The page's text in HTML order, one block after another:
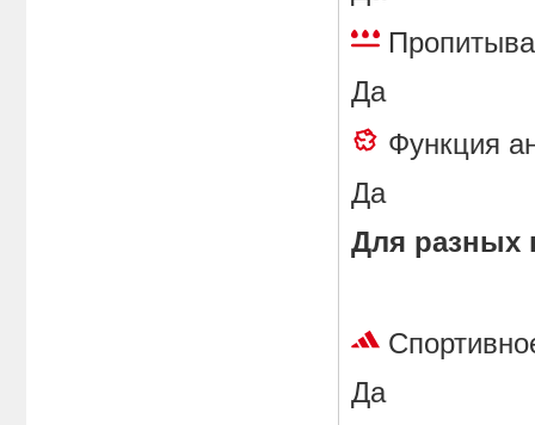
Да
Функция
Да
Для разных
Да